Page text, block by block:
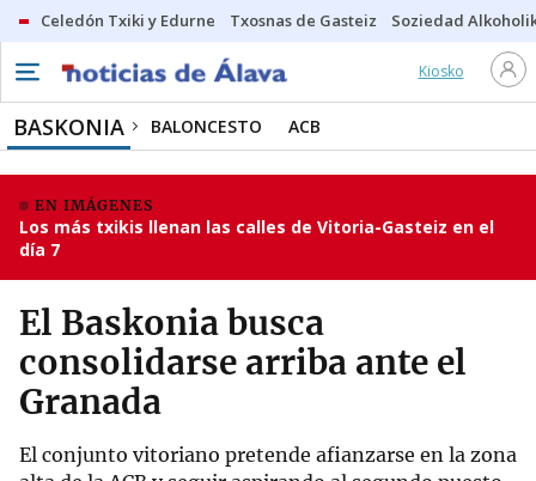
Celedón Txiki y Edurne Txosnas de Gasteiz Soziedad
Kiosko
BASKONIA BALONCESTO ACB
EN IMÁGENES
Los más txikis llenan las calles de Vitoria-Gasteiz en el
día 7
El Baskonia busca
consolidarse arriba ante el
Granada
El conjunto vitoriano pretende afianzarse en la zona